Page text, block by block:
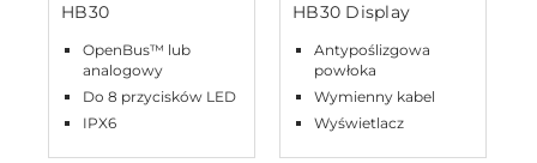
HB30
OpenBus™ lub
analogowy
Do 8 przycisków LED
IPX6
HB30 Display
Antypoślizgowa
powłoka
Wymienny kabel
Wyświetlacz